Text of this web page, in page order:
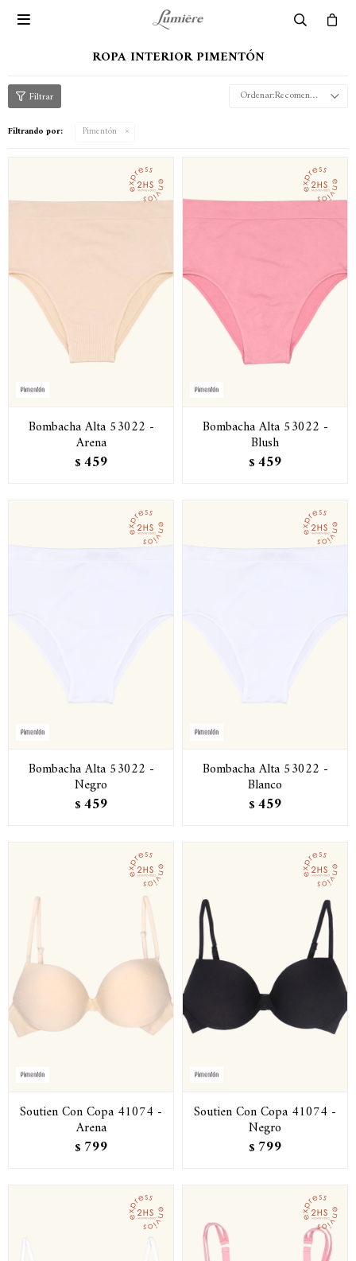

ROPA INTERIOR PIMENTÓN
Recomendados
Filtrando por: Pimentón
Bombacha Alta 53022 -
Arena
$ 459
Bombacha Alta 53022 -
Blush
$ 459
Bombacha Alta 53022 -
Negro
$ 459
Bombacha Alta 53022 -
Blanco
$ 459
Soutien Con Copa 41074 -
Arena
$ 799
Soutien Con Copa 41074 -
Negro
$ 799